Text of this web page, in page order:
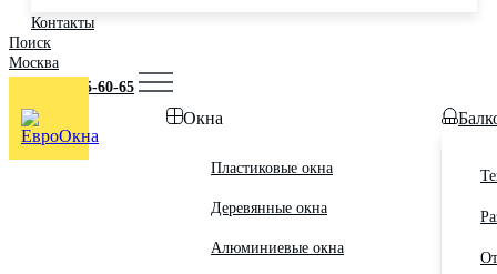
Контакты
Поиск
Москва
+7 (495) 725-60-65
Окна
Пластиковые окна
Деревянные окна
Алюминиевые окна